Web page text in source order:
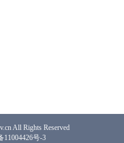
All Rights Reserved
11004426号-3